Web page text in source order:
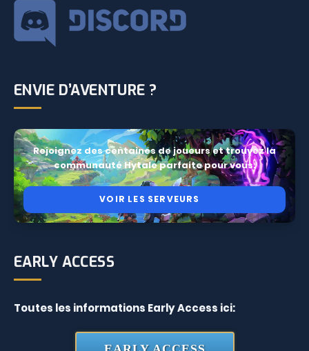
ENVIE D’AVENTURE ?
Rejoignez des centaines de joueurs et trouvez la
communauté Hytale parfaite pour vous.
VOIR LES SERVEURS
EARLY ACCESS
Toutes les informations Early Access ici: